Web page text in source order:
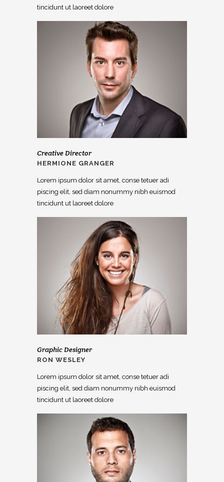
tincidunt ut laoreet dolore
Creative Director
HERMIONE GRANGER
Lorem ipsum dolor sit amet, conse tetuer adi
piscing elit, sed diam nonummy nibh euismod
tincidunt ut laoreet dolore
Graphic Designer
RON WESLEY
Lorem ipsum dolor sit amet, conse tetuer adi
piscing elit, sed diam nonummy nibh euismod
tincidunt ut laoreet dolore